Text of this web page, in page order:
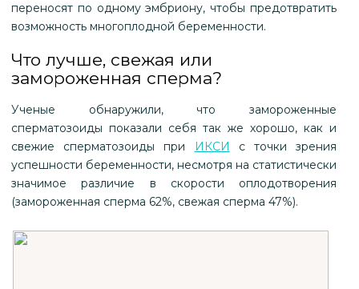
переносят по одному эмбриону, чтобы предотвратить
возможность многоплодной беременности.
Что лучше, свежая или
замороженная сперма?
Ученые обнаружили, что замороженные
сперматозоиды показали себя так же хорошо, как и
свежие сперматозоиды при ИКСИ с точки зрения
успешности беременности, несмотря на статистически
значимое различие в скорости оплодотворения
(замороженная сперма 62%, свежая сперма 47%).